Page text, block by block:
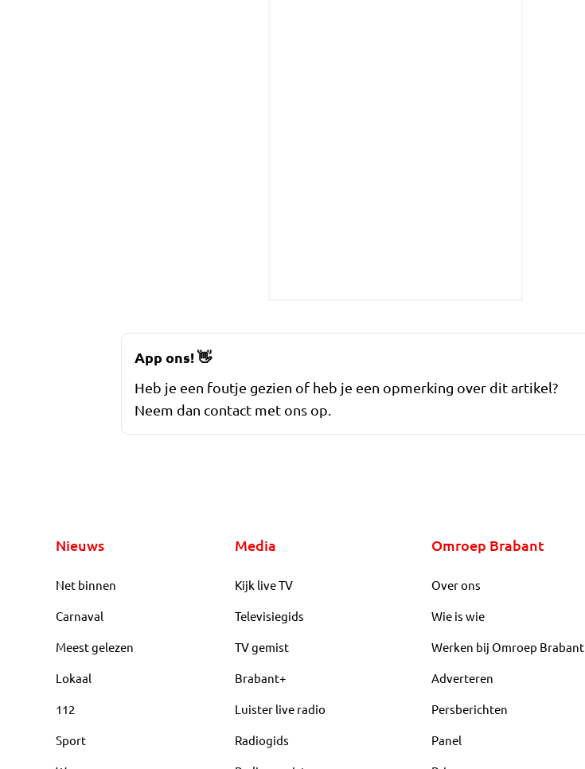
App ons!👋
Heb je een foutje gezien of heb je een opmerking over dit artikel?
Neem dan contact met ons op.
Nieuws
Net binnen
Carnaval
Meest gelezen
Lokaal
112
Sport
Media
Kijk live TV
Televisiegids
TV gemist
Brabant+
Luister live radio
Radiogids
Omroep Brabant
Over ons
Wie is wie
Werken bij Omroep Brabant
Adverteren
Persberichten
Panel